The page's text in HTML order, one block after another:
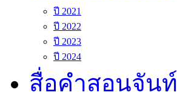
ปี 2021
ปี 2022
ปี 2023
ปี 2024
สื่อคำสอนจันท์